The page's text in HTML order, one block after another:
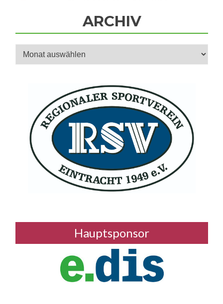
ARCHIV
Archiv
Hauptsponsor